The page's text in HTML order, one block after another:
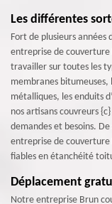
Les différentes
Fort de plusieurs
entreprise de
travailler sur toutes les
membranes
métalliques, les enduits
nos artisans couvreurs
demandes et besoins.
entreprise de
fiables en étanchéité
Déplacement
Notre entreprise Brun